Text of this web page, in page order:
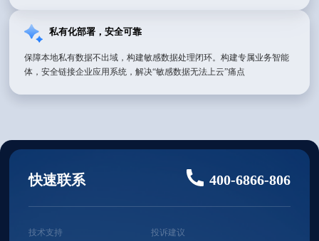
私有化部署，安全可靠
保障本地私有数据不出域，构建敏感数据处理闭环。构建专属业务智能
体，安全链接企业应用系统，解决“敏感数据无法上云”痛点
快速联系 400-6866-806
技术支持 投诉建议